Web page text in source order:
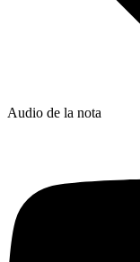
Audio de la nota